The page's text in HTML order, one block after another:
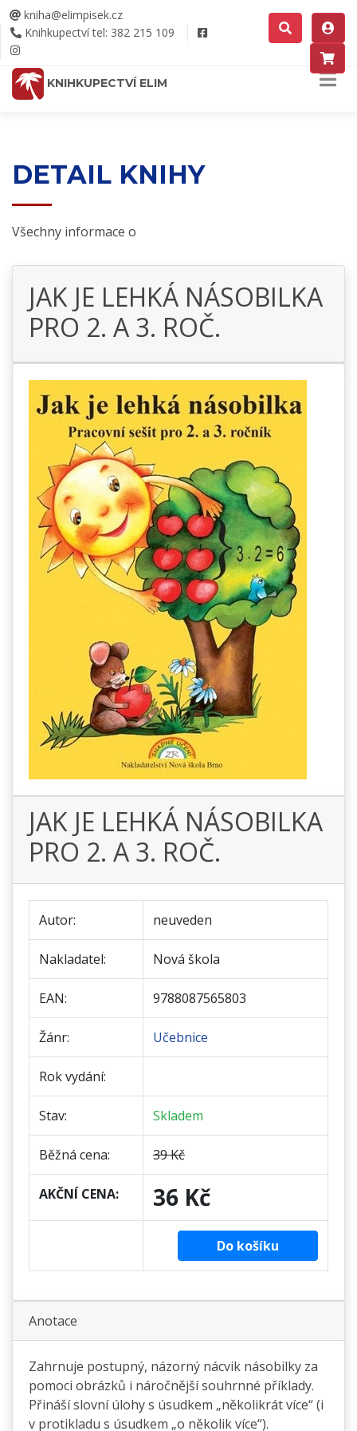
kniha@elimpisek.cz
Knihkupectví tel: 382 215 109
KNIHKUPECTVÍ ELIM
DETAIL KNIHY
Všechny informace o
JAK JE LEHKÁ NÁSOBILKA
PRO 2. A 3. ROČ.
JAK JE LEHKÁ NÁSOBILKA
PRO 2. A 3. ROČ.
Autor: neuveden
Nakladatel: Nová škola
EAN: 9788087565803
Žánr: Učebnice
Rok vydání:
Stav: Skladem
Běžná cena: 39 Kč
AKČNÍ CENA: 36 Kč
Do košíku
Anotace
Zahrnuje postupný, názorný nácvik násobilky za
pomoci obrázků i náročnější souhrnné příklady.
Přináší slovní úlohy s úsudkem „několikrát více“ (i
v protikladu s úsudkem „o několik více“).